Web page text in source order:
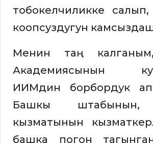
тобокелчиликке салып,
коопсуздугун
Менин таң
Академиясынын
ИИМдин борбордук
Башкы штабынын,
кызматынын
башка погон